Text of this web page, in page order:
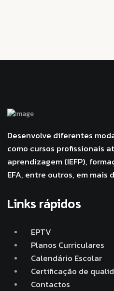
Desenvolve diferentes
como cursos profissionais
aprendizagem (IEFP),
EFA, entre outros, em mais
Links rápidos
EPTV
Planos Curriculares
Calendário Escolar
Certificação de
Contactos